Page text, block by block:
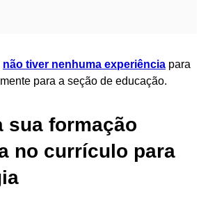
não tiver nenhuma experiência para
para a seção de educação.
sua formação
no currículo para